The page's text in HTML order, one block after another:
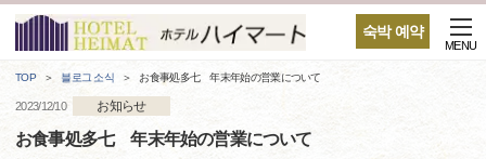
숙박 예약
MENU
TOP 블로그 소식 お食事処多七 年末年始の営業について
2023/12/10 お知らせ
お食事処多七 年末年始の営業について